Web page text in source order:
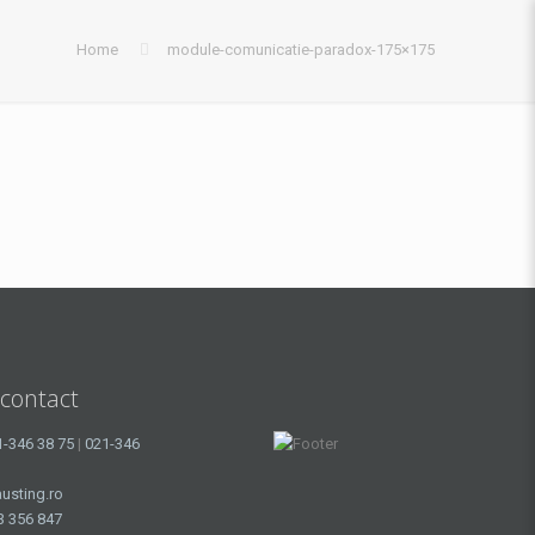
Home module-comunicatie-paradox-175×175
346 38 75 | 021-346
356 847